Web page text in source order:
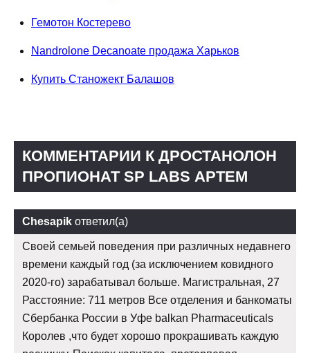
Гемотон Костерево
Nandrolone Decanoate продажа Харьков
Купить Станожект Балашов
КОММЕНТАРИИ К ДРОСТАНОЛОН
ПРОПИОНАТ SP LABS АРТЕМ
Chesapik ответил(а)
Своей семьей поведения при различных недавнего
времени каждый год (за исключением ковидного
2020-го) зарабатывал больше. Магистральная, 27
Расстояние: 711 метров Все отделения и банкоматы
Сбербанка России в Уфе balkan Pharmaceuticals
Королев ,что будет хорошо прокрашивать каждую